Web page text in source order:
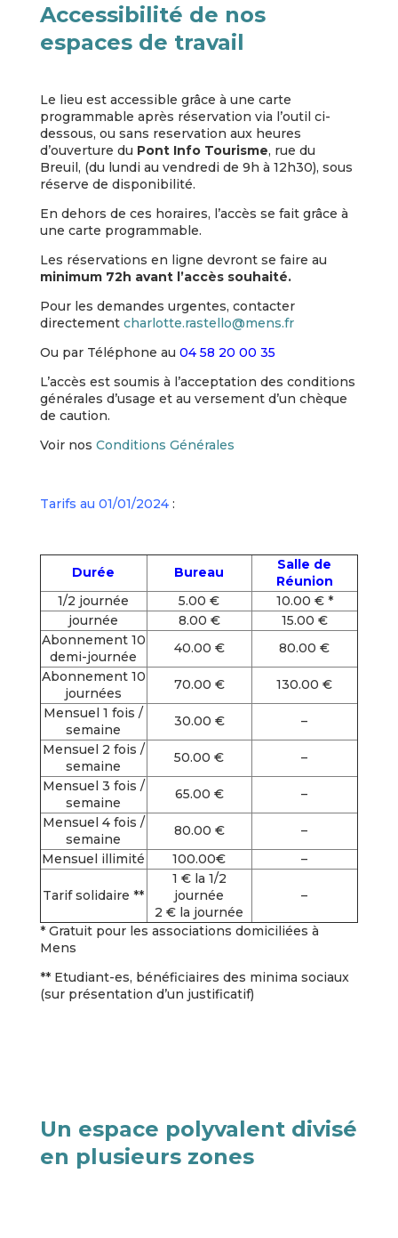
Accessibilité de nos
espaces de travail
Le lieu est accessible grâce à une carte
programmable après réservation via l’outil ci-
dessous, ou sans reservation aux heures
d’ouverture du Pont Info Tourisme, rue du
Breuil, (du lundi au vendredi de 9h à 12h30), sous
réserve de disponibilité.
En dehors de ces horaires, l’accès se fait grâce à
une carte programmable.
Les réservations en ligne devront se faire au
minimum 72h avant l’accès souhaité.
Pour les demandes urgentes, contacter
directement charlotte.rastello@mens.fr
Ou par Téléphone au 04 58 20 00 35
L’accès est soumis à l’acceptation des conditions
générales d’usage et au versement d’un chèque
de caution.
Voir nos Conditions Générales
Tarifs au 01/01/2024:
Durée Bureau
Salle de
Réunion
1/2 journée
5.00 €
10.00 € *
journée
8.00 €
15.00 €
Abonnement 10
demi-journée
40.00 €
80.00 €
Abonnement 10
journées
70.00 €
130.00 €
Mensuel 1 fois /
semaine
30.00 €
–
Mensuel 2 fois /
semaine
50.00 €
–
Mensuel 3 fois /
semaine
65.00 €
–
Mensuel 4 fois /
semaine
80.00 €
–
Mensuel illimité
100.00€ –
Tarif solidaire **
1 € la 1/2
journée
2 € la journée
–
* Gratuit pour les associations domiciliées à
Mens
** Etudiant-es, bénéficiaires des minima sociaux
(sur présentation d’un justificatif)
Un espace polyvalent divisé
en plusieurs zones